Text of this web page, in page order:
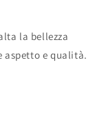
la bellezza
e qualità.